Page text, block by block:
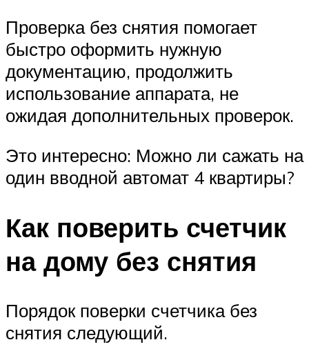
Проверка без снятия помогает
быстро оформить нужную
документацию, продолжить
использование аппарата, не
ожидая дополнительных проверок.
Это интересно: Можно ли сажать на
один вводной автомат 4 квартиры?
Как поверить счетчик
на дому без снятия
Порядок поверки счетчика без
снятия следующий.